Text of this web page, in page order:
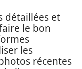
détaillées et
le bon
les
récentes